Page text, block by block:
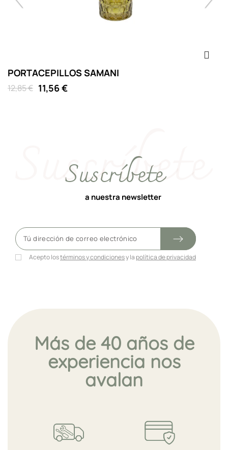
PORTACEPILLOS SAMANI
12,85 € 11,56 €
Suscríbete
a nuestra newsletter
Acepto lostérminos y condicionesy la política de privacidad
Más de 40 años de
experiencia nos
avalan